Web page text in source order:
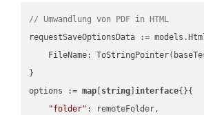
// Umwandlung von PDF in HTML
requestSaveOptionsData :=
FileName:
}
options := map string ]interface{}{
"folder" : remoteFolder,